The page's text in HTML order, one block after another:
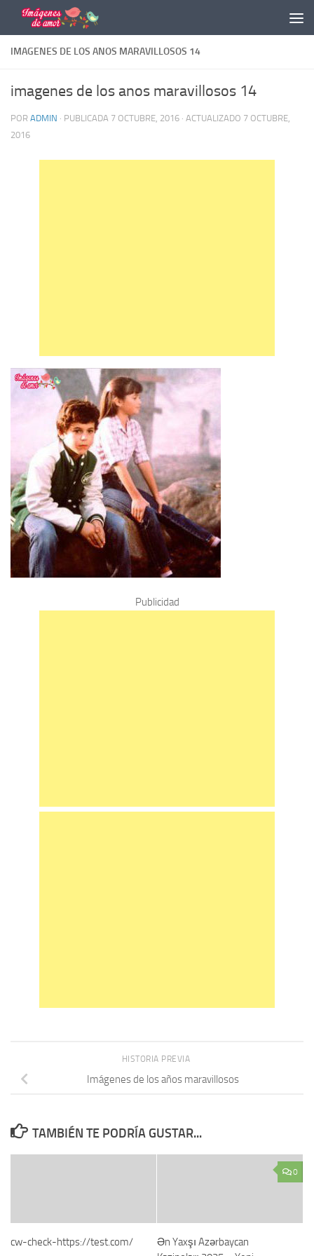
Saltar al contenido
IMAGENES DE LOS ANOS MARAVILLOSOS 14
imagenes de los anos maravillosos 14
POR ADMIN · PUBLICADA 7 OCTUBRE, 2016 · ACTUALIZADO 7 OCTUBRE,
2016
Publicidad
HISTORIA PREVIA
Imágenes de los años maravillosos
TAMBIÉN TE PODRÍA GUSTAR...
cw-check-https://test.com/
0
Ən Yaxşı Azərbaycan